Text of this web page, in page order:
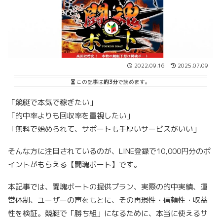
2022.09.16 2025.07.09
この記事は約3分で読めます。
「競艇で本気で稼ぎたい」
「的中率よりも回収率を重視したい」
「無料で始められて、サポートも手厚いサービスがいい」
そんな方に注目されているのが、LINE登録で10,000円分のポ
イントがもらえる【闘魂ボート】です。
本記事では、闘魂ボートの提供プラン、実際の的中実績、運
営体制、ユーザーの声をもとに、その再現性・信頼性・収益
性を検証。競艇で「勝ち組」になるために、本当に使えるサ